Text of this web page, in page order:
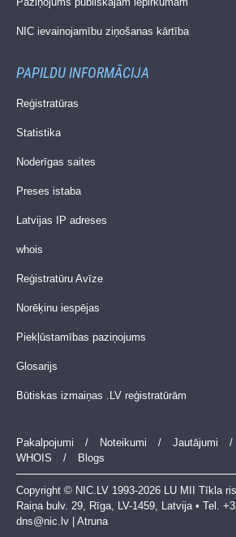
NIC ievainojamību ziņošanas kārtība
PAPILDU INFORMĀCIJA
Reģistratūras
Statistika
Noderīgas saites
Preses istaba
Latvijas IP adreses
whois
Reģistratūru Avīze
Norēķinu iespējas
Piekļūstamības paziņojums
Glosarijs
Būtiskas izmaiņas .LV reģistratūrām
Pakalpojumi / Noteikumi / Jautājumi /
WHOIS
/ Blogs
Copyright © NIC.LV 1993-2026 LU MII Tīkla
Raiņa bulv. 29, Rīga, LV-1459, Latvija • Tel.
dns@nic.lv | Atruna